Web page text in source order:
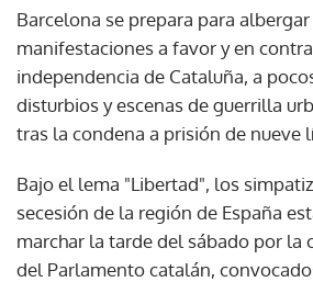
Barcelona se prepara para
manifestaciones a favor y en
independencia de Cataluña, a
disturbios y escenas de guerrilla
tras la condena a prisión de nueve
Bajo el lema "Libertad", los
secesión de la región de España
marchar la tarde del sábado por la
del Parlamento catalán,